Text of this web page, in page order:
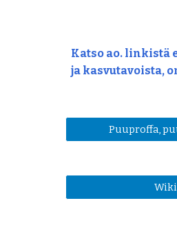
Katso ao. linkistä
ja kasvutavoista,
Puuproffa,